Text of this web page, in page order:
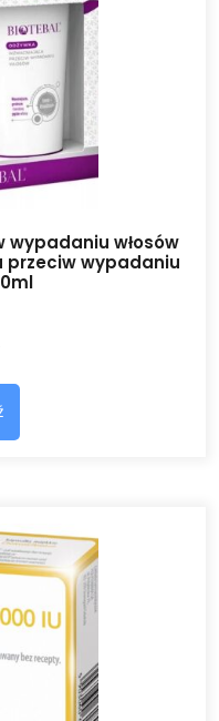
wypadaniu włosów
przeciw wypadaniu